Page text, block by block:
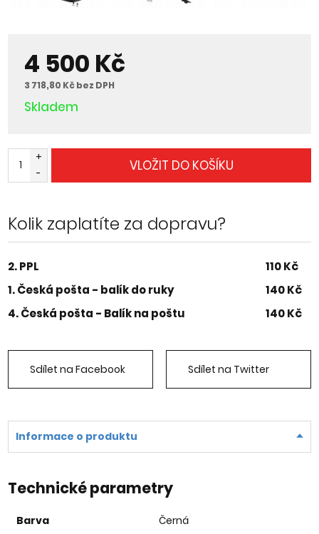
4 500 Kč
3 718,80 Kč bez DPH
Skladem
+
-
VLOŽIT DO KOŠÍKU
Kolik zaplatíte za dopravu?
2. PPL
110 Kč
1. Česká pošta - balík do ruky
140 Kč
4. Česká pošta - Balík na poštu
140 Kč
Sdílet na Facebook Sdílet na Twitter
Informace o produktu
Technické parametry
Barva
Černá